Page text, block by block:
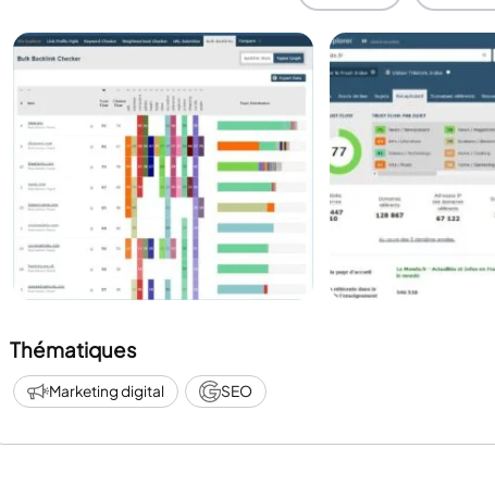
Avec de généreux quotas de données, d’énormes extractions
Majestic propose le meilleur rapport qualité prix et vient
Thématiques
Marketing digital SEO